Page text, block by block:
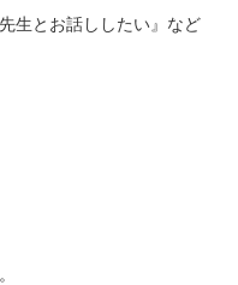
生とお話ししたい』など